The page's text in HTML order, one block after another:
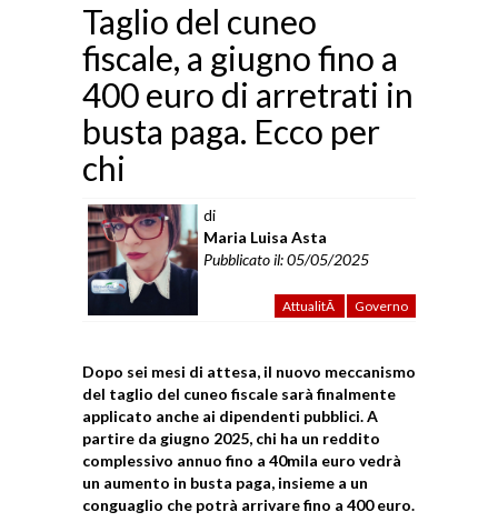
Taglio del cuneo
fiscale, a giugno fino a
400 euro di arretrati in
busta paga. Ecco per
chi
di
Maria Luisa Asta
Pubblicato il: 05/05/2025
AttualitÃ Governo
Dopo sei mesi di attesa, il nuovo meccanismo
del taglio del cuneo fiscale sarà finalmente
applicato anche ai dipendenti pubblici. A
partire da giugno 2025, chi ha un reddito
complessivo annuo fino a 40mila euro vedrà
un aumento in busta paga, insieme a un
conguaglio che potrà arrivare fino a 400 euro.